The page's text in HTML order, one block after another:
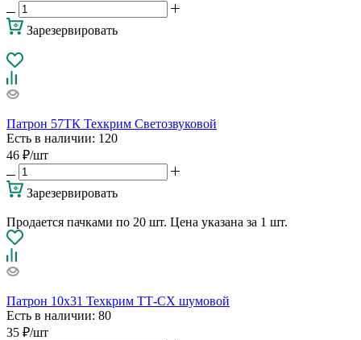
Зарезервировать
Патрон 57ТК Техкрим Светозвуковой
Есть в наличии: 120
46 ₽/шт
Зарезервировать
Продается пачками по 20 шт. Цена указана за 1 шт.
Патрон 10х31 Техкрим ТТ-СХ шумовой
Есть в наличии: 80
35 ₽/шт